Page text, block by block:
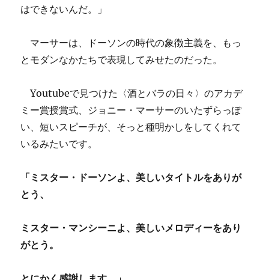
はできないんだ。」
マーサーは、ドーソンの時代の象徴主義を、もっ
とモダンなかたちで表現してみせたのだった。
Youtubeで見つけた〈酒とバラの日々〉のアカデ
ミー賞授賞式、ジョニー・マーサーのいたずらっぽ
い、短いスピーチが、そっと種明かしをしてくれて
いるみたいです。
「ミスター・ドーソンよ、美しいタイトルをありが
とう、
ミスター・マンシーニよ、美しいメロディーをあり
がとう。